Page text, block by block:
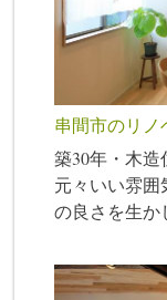
串間市のリノ
築30年・木造
元々いい雰
の良さを生か